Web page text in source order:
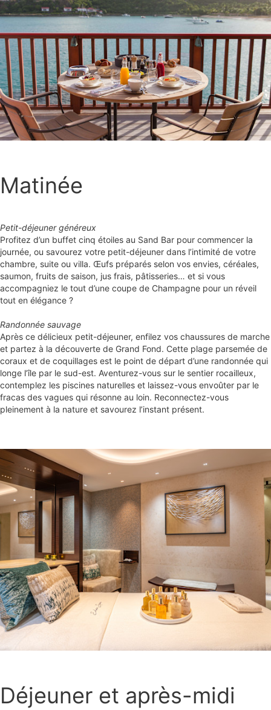
Matinée
Petit-déjeuner généreux
Profitez d’un buffet cinq étoiles au Sand Bar pour commencer la
journée, ou savourez votre petit-déjeuner dans l’intimité de votre
chambre, suite ou villa. Œufs préparés selon vos envies, céréales,
saumon, fruits de saison, jus frais, pâtisseries… et si vous
accompagniez le tout d’une coupe de Champagne pour un réveil
tout en élégance ?
Randonnée sauvage
Après ce délicieux petit-déjeuner, enfilez vos chaussures de marche
et partez à la découverte de Grand Fond. Cette plage parsemée de
coraux et de coquillages est le point de départ d’une randonnée qui
longe l’île par le sud-est. Aventurez-vous sur le sentier rocailleux,
contemplez les piscines naturelles et laissez-vous envoûter par le
fracas des vagues qui résonne au loin. Reconnectez-vous
Déjeuner et après-midi